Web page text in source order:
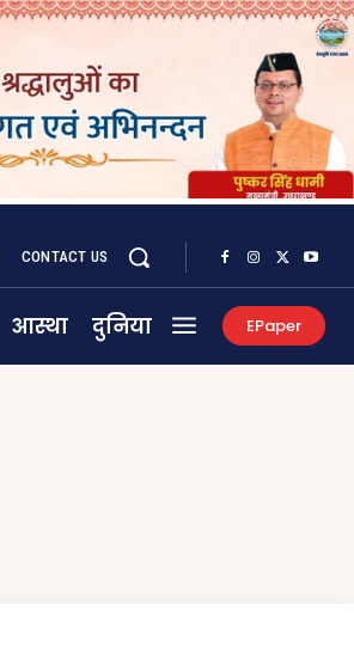
CONTACT US
आस्था दुनिया EPaper